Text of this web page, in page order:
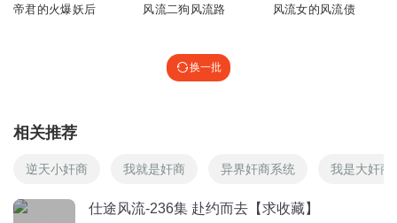
帝君的火爆妖后 风流二狗风流路 风流女的风流债
换一批
相关推荐
逆天小奸商 我就是奸商 异界奸商系统 我是大奸商
仕途风流-236集 赴约而去【求收藏】